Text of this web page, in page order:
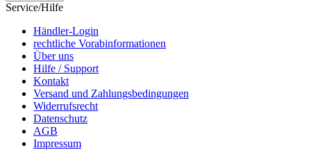
Service/Hilfe
Händler-Login
rechtliche Vorabinformationen
Über uns
Hilfe / Support
Kontakt
Versand und Zahlungsbedingungen
Widerrufsrecht
Datenschutz
AGB
Impressum